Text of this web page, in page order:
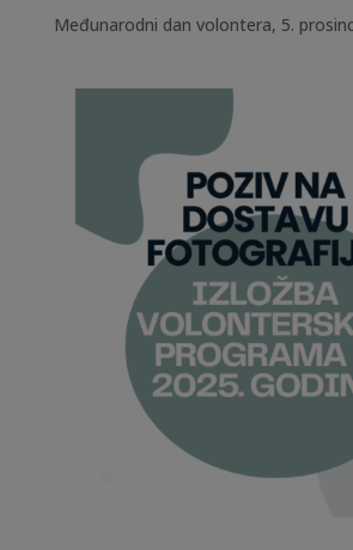
Međunarodni dan volontera, 5.